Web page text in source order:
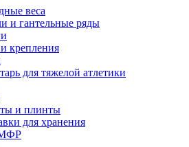
веса
и гантельные ряды
крепления
для тяжелой атлетики
и плинты
для хранения
МФР